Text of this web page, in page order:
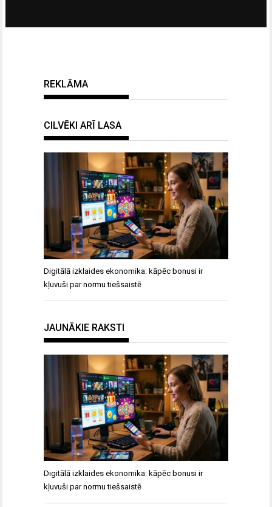
REKLĀMA
CILVĒKI ARĪ LASA
Digitālā izklaides ekonomika: kāpēc bonusi ir
kļuvuši par normu tiešsaistē
JAUNĀKIE RAKSTI
Digitālā izklaides ekonomika: kāpēc bonusi ir
kļuvuši par normu tiešsaistē